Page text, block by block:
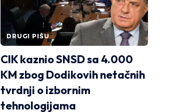
DRUGI PIŠU
CIK kaznio SNSD sa 4.000
KM zbog Dodikovih netačnih
tvrdnji o izbornim
tehnologijama